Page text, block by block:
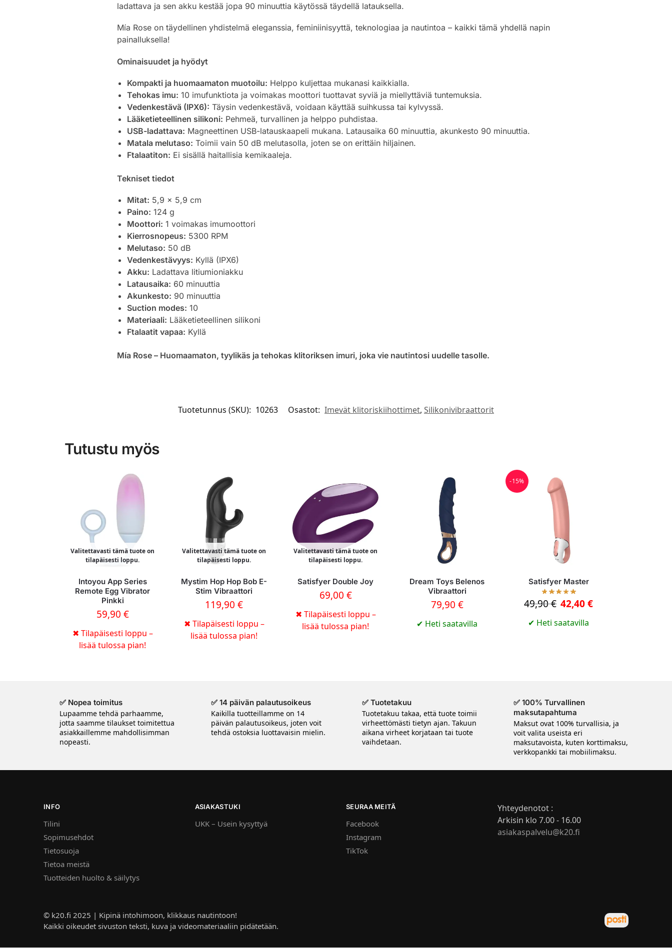
ladattava ja sen akku kestää jopa 90 minuuttia käytössä täydellä latauksella.
Mía Rose on täydellinen yhdistelmä eleganssia, feminiinisyyttä, teknologiaa ja nautintoa – kaikki tämä yhdellä napin
painalluksella!
Ominaisuudet ja hyödyt
Kompakti ja huomaamaton muotoilu: Helppo kuljettaa mukanasi kaikkialla.
Tehokas imu: 10 imufunktiota ja voimakas moottori tuottavat syviä ja miellyttäviä tuntemuksia.
Vedenkestävä (IPX6): Täysin vedenkestävä, voidaan käyttää suihkussa tai kylvyssä.
Lääketieteellinen silikoni: Pehmeä, turvallinen ja helppo puhdistaa.
USB-ladattava: Magneettinen USB-latauskaapeli mukana. Latausaika 60 minuuttia, akunkesto 90 minuuttia.
Matala melutaso: Toimii vain 50 dB melutasolla, joten se on erittäin hiljainen.
Ftalaatiton: Ei sisällä haitallisia kemikaaleja.
Tekniset tiedot
Mitat: 5,9 x 5,9 cm
Paino: 124 g
Moottori: 1 voimakas imumoottori
Kierrosnopeus: 5300 RPM
Melutaso: 50 dB
Vedenkestävyys: Kyllä (IPX6)
Akku: Ladattava litiumioniakku
Latausaika: 60 minuuttia
Akunkesto: 90 minuuttia
Suction modes: 10
Materiaali: Lääketieteellinen silikoni
Ftalaatit vapaa: Kyllä
Mía Rose – Huomaamaton, tyylikäs ja tehokas klitoriksen imuri, joka vie nautintosi uudelle tasolle.
Tuotetunnus (SKU): 10263 Osastot: Imevät klitoriskiihottimet, Silikonivibraattorit
Tutustu myös
Valitettavasti tämä tuote on
tilapäisesti loppu.
Intoyou App Series
Remote Egg Vibrator
Pinkki
59,90 €
✖ Tilapäisesti loppu –
lisää tulossa pian!
Valitettavasti tämä tuote on
tilapäisesti loppu.
Mystim Hop Hop Bob E-
Stim Vibraattori
119,90€
✖ Tilapäisesti loppu –
lisää tulossa pian!
Valitettavasti tämä tuote on
tilapäisesti loppu.
Satisfyer Double Joy
69,00 €
✖ Tilapäisesti loppu –
lisää tulossa pian!
Dream Toys Belenos
Vibraattori
79,90 €
✔ Heti saatavilla
-15%
Satisfyer Master
49,90€ 42,40€
✔ Heti saatavilla
✅ Nopea toimitus
Lupaamme tehdä parhaamme,
jotta saamme tilaukset toimitettua
asiakkaillemme mahdollisimman
nopeasti.
✅ 14 päivän palautusoikeus
Kaikilla tuotteillamme on 14
päivän palautusoikeus, joten voit
tehdä ostoksia luottavaisin mielin.
✅ Tuotetakuu
Tuotetakuu takaa, että tuote toimii
virheettömästi tietyn ajan. Takuun
aikana virheet korjataan tai tuote
vaihdetaan.
✅ 100% Turvallinen
maksutapahtuma
Maksut ovat 100% turvallisia, ja
voit valita useista eri
maksutavoista, kuten korttimaksu,
verkkopankki tai mobiilimaksu.
INFO
Tilini
Sopimusehdot
Tietosuoja
Tietoa meistä
Tuotteiden huolto & säilytys
ASIAKASTUKI
UKK – Usein kysyttyä
SEURAA MEITÄ
Facebook
Instagram
TikTok
Yhteydenotot :
Arkisin klo 7.00 - 16.00
asiakaspalvelu@k20.fi
© k20.fi 2025 | Kipinä intohimoon, klikkaus nautintoon!
Kaikki oikeudet sivuston teksti, kuva ja videomateriaaliin pidätetään.